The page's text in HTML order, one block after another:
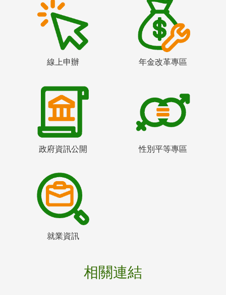
線上申辦 年金改革專區
政府資訊公開 性別平等專區
就業資訊
相關連結